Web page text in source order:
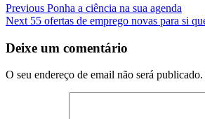
Navegação
de
artigos
Previous Ponha a ciência na sua agenda
Next 55 ofertas de emprego novas para si
Deixe um comentário
O seu endereço de email não será publicado.